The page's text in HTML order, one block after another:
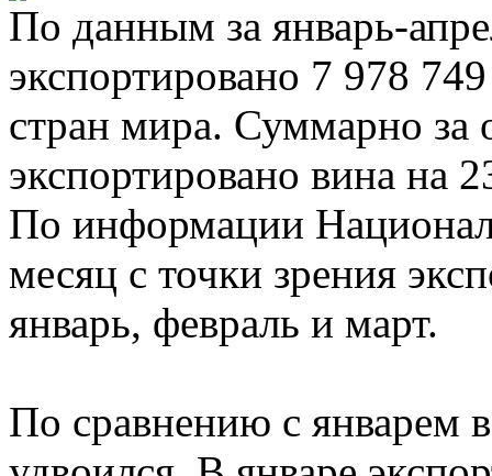
По данным за январь-
экспортировано 7 978
стран мира. Суммарно за
экспортировано вина
По информации
месяц с точки зрения
январь, февраль и март.
По сравнению с январем